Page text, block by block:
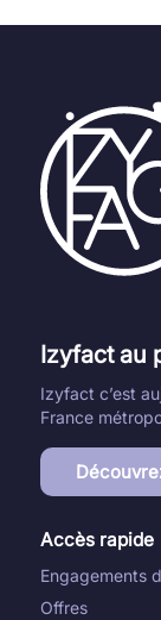
Izyfact au
Izyfact c’est
France
Accès rapide
Engagements
Offres